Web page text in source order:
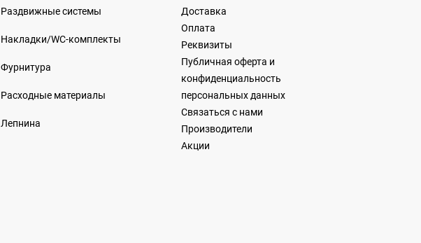
Раздвижные системы
Накладки/WC-комплекты
Фурнитура
Расходные материалы
Лепнина
Доставка
Оплата
Реквизиты
Публичная оферта и
конфиденциальность
персональных данных
Связаться с нами
Производители
Акции